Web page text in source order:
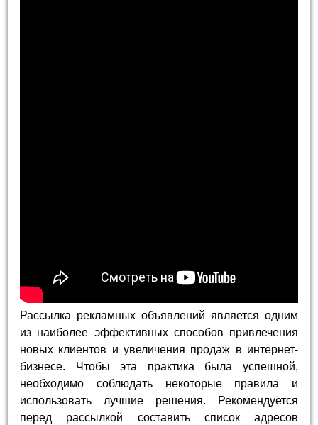
Рассылка рекламных объявлений является одним
из наиболее эффективных способов привлечения
новых клиентов и увеличения продаж в интернет-
бизнесе. Чтобы эта практика была успешной,
необходимо соблюдать некоторые правила и
использовать лучшие решения. Рекомендуется
перед рассылкой составить список адресов